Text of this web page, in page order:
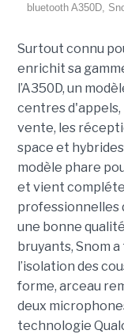
bluetooth A350D,
Surtout connu
enrichit sa
l’A350D, un
centres d'appels,
vente, les
space et
modèle phare
et vient
professionnelles
une bonne
bruyants, Snom
l’isolation des
forme, arceau
deux
technologie